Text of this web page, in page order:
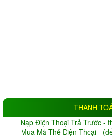
Đang cập nhật(10)
BẢO
Không (1)
THANH
Nạp Điện Thoại Trả Trước -
Mua Mã Thẻ Điện Thoại -